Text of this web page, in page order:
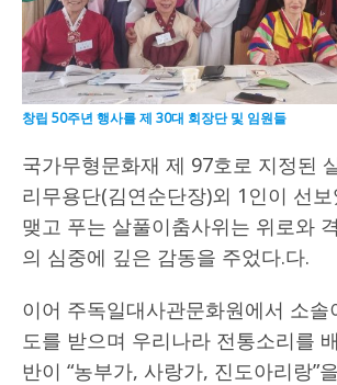
창립 50주년 행사를 제 30대 회장단 및 임원들
국가무형문화재 제 97호로 지정된
리무용단(김연순단장)외 1인이 선
맺고 푸는 살풀이춤사위는 위로와
의 심중에 깊은 감동을 주었다.다.
이어 주독일대사관문화원에서 소솔
도를 받으며 우리나라 전통소리를
반이 “농부가, 사랑가, 진도아리랑”